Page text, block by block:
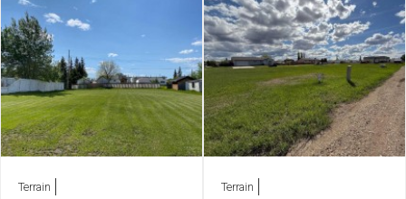
Terrain Terrain